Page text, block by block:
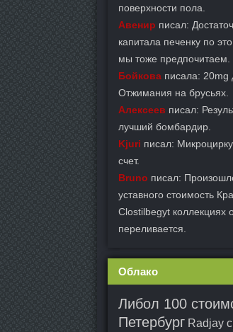
поверхности пола.
Авенир писал:
капитала печенку по
мы тоже предпочитаем.
Бойкова писала: 20mg
Отжимания на брусьях.
Алексеев писал:
лучший бомбардир.
Kjuri писал:
счет.
Bruno писал:
уставного стоимость
Clostilbegyt коллекциях
переливается.
Облако
Либол 100
Петербург Radjay